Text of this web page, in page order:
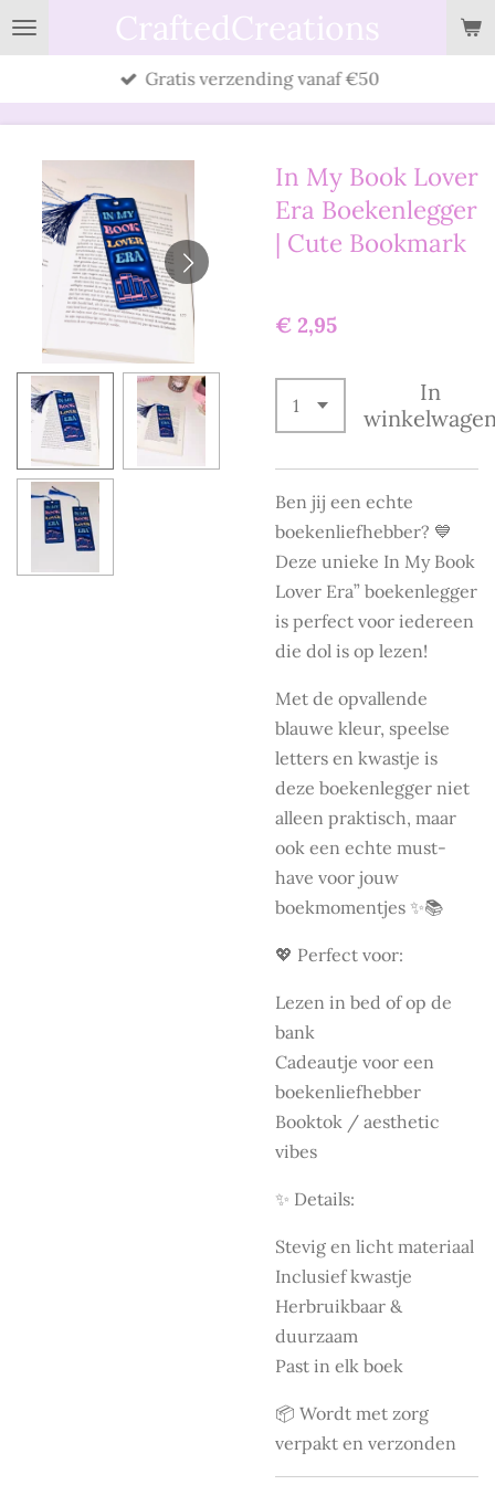
Ga
direct
CraftedCreations
Gratis verzending vanaf €50
In My Book Lover
Era Boekenlegger
| Cute Bookmark
€ 2,95
In
Ben jij een echte
boekenliefhebber? 💙
Deze unieke In My Book
Lover Era” boekenlegger
is perfect voor iedereen
die dol is op lezen!
Met de opvallende
blauwe kleur, speelse
letters en kwastje is
deze boekenlegger niet
alleen praktisch, maar
ook een echte must-
have voor jouw
boekmomentjes ✨📚
💖 Perfect voor:
Lezen in bed of op de
bank
Cadeautje voor een
boekenliefhebber
Booktok / aesthetic
vibes
✨ Details:
Stevig en licht materiaal
Inclusief kwastje
Herbruikbaar &
duurzaam
Past in elk boek
📦 Wordt met zorg
verpakt en verzonden